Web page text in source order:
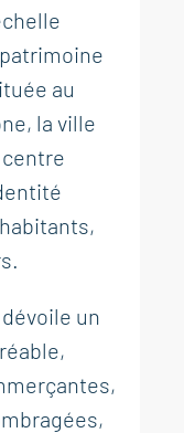
au
la ville
centre
un